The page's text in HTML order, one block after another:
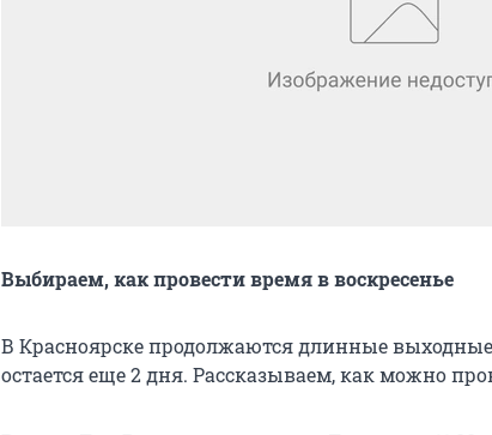
Выбираем, как провести время в воскресенье
В Красноярске продолжаются длинные
остается еще 2 дня. Рассказываем, как можно